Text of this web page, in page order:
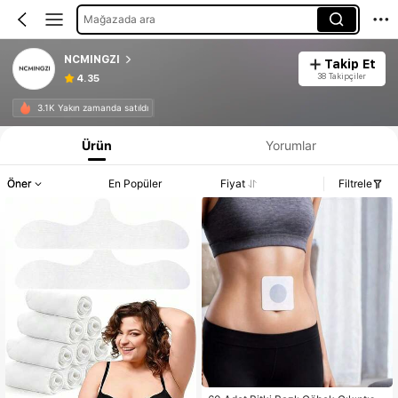
Mağazada ara
NCMINGZI
4.35
Takip Et
38 Takipçiler
3.1K Yakın zamanda satıldı
Ürün Yorumlar
Öner En Popüler Fiyat Filtrele